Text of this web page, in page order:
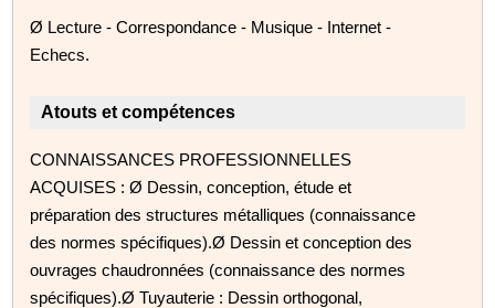
Ø Lecture - Correspondance - Musique - Internet -
Echecs.
Atouts et compétences
CONNAISSANCES PROFESSIONNELLES
ACQUISES : Ø Dessin, conception, étude et
préparation des structures métalliques (connaissance
des normes spécifiques).Ø Dessin et conception des
ouvrages chaudronnées (connaissance des normes
spécifiques).Ø Tuyauterie : Dessin orthogonal,